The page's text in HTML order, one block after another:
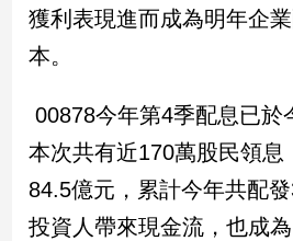
獲利表現進而成為明年企
本。
00878今年第4季配息已於
本次共有近170萬股民領息
84.5億元，累計今年共配
投資人帶來現金流，也成